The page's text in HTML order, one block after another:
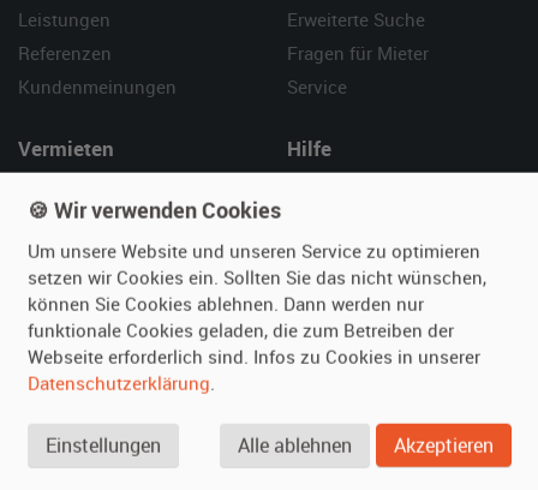
Leistungen
Referenzen
Kundenmeinungen
Erweiterte Suche
Fragen für Mieter
Service
Vermieten
Fotos senden
Fragen für Vermieter
Inserat verwalten
Hilfe
Kontakt
SPECIAL
Berühmte Filmautos –
🍪 Wir verwenden Cookies
Um unsere Website und unseren Service zu optimieren
setzen wir Cookies ein. Sollten Sie das nicht wünschen,
können Sie Cookies ablehnen. Dann werden nur
funktionale Cookies geladen, die zum Betreiben der
Webseite erforderlich sind. Infos zu Cookies in unserer
Datenschutzerklärung.
Einstellungen Alle ablehnen Akzeptieren